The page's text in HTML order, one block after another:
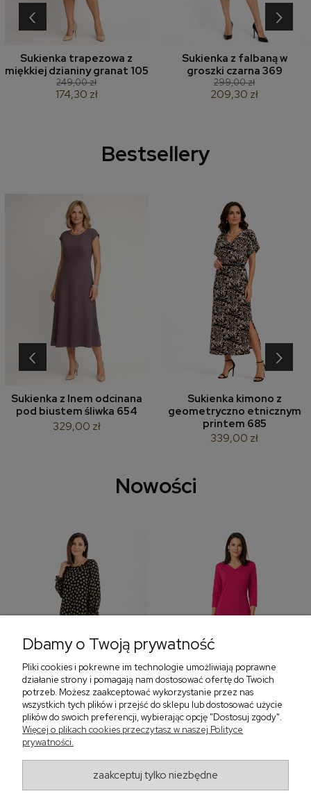
Sukienka trapezowa z
miękkiej dzianiny granat 105
249,00 zł
174,30 zł
Sukienka z falbaną w
groszki czarna 369
299,00 zł
209,30 zł
‹ ›
Bestsellery
Sukienka z lnem odcinana
pod biustem śliwka 654
329,00 zł
Sukienka kimono z
geometryczno etnicznym
printem 685
339,00 zł
‹ ›
Nowości
Sukienka z falbaną i
bufiastym rękawem w
405,30 zł
Sukienka z dekoltem w
299,00 zł
‹
Dbamy o Twoją prywatność
Pliki cookies i pokrewne im technologie umożliwiają poprawne
działanie strony i pomagają nam dostosować ofertę do Twoich
potrzeb. Możesz zaakceptować wykorzystanie przez nas
wszystkich tych plików i przejść do sklepu lub dostosować użycie
plików do swoich preferencji, wybierając opcję "Dostosuj zgody".
Więcej o plikach cookies przeczytasz w naszej Polityce
prywatności.
zaakceptuj tylko niezbędne